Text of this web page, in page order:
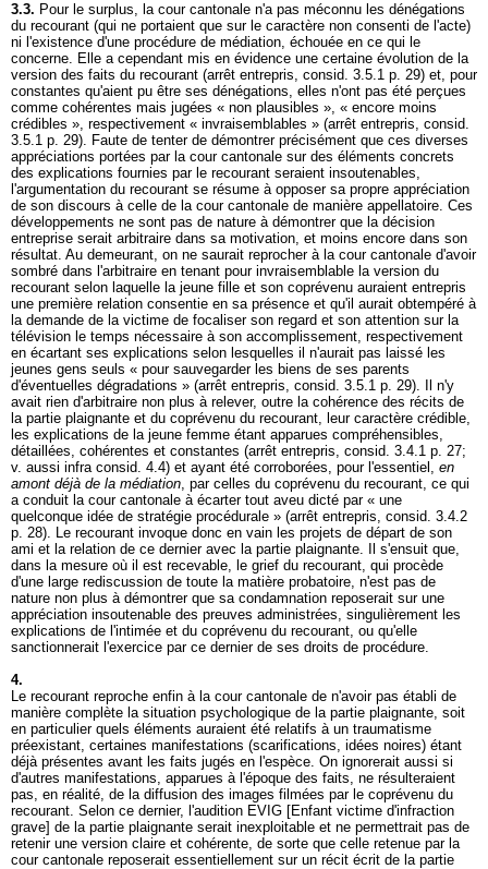
3.3. Pour le surplus, la cour cantonale n'a pas méconnu les dénégations
du recourant (qui ne portaient que sur le caractère non consenti de l'acte)
ni l'existence d'une procédure de médiation, échouée en ce qui le
concerne. Elle a cependant mis en évidence une certaine évolution de la
version des faits du recourant (arrêt entrepris, consid. 3.5.1 p. 29) et, pour
constantes qu'aient pu être ses dénégations, elles n'ont pas été perçues
comme cohérentes mais jugées « non plausibles », « encore moins
crédibles », respectivement « invraisemblables » (arrêt entrepris, consid.
3.5.1 p. 29). Faute de tenter de démontrer précisément que ces diverses
appréciations portées par la cour cantonale sur des éléments concrets
des explications fournies par le recourant seraient insoutenables,
l'argumentation du recourant se résume à opposer sa propre appréciation
de son discours à celle de la cour cantonale de manière appellatoire. Ces
développements ne sont pas de nature à démontrer que la décision
entreprise serait arbitraire dans sa motivation, et moins encore dans son
résultat. Au demeurant, on ne saurait reprocher à la cour cantonale d'avoir
sombré dans l'arbitraire en tenant pour invraisemblable la version du
recourant selon laquelle la jeune fille et son coprévenu auraient entrepris
une première relation consentie en sa présence et qu'il aurait obtempéré à
la demande de la victime de focaliser son regard et son attention sur la
télévision le temps nécessaire à son accomplissement, respectivement
en écartant ses explications selon lesquelles il n'aurait pas laissé les
jeunes gens seuls « pour sauvegarder les biens de ses parents
d'éventuelles dégradations » (arrêt entrepris, consid. 3.5.1 p. 29). Il n'y
avait rien d'arbitraire non plus à relever, outre la cohérence des récits de
la partie plaignante et du coprévenu du recourant, leur caractère crédible,
les explications de la jeune femme étant apparues compréhensibles,
détaillées, cohérentes et constantes (arrêt entrepris, consid. 3.4.1 p. 27;
v. aussi infra consid. 4.4) et ayant été corroborées, pour l'essentiel, en
amont déjà de la médiation, par celles du coprévenu du recourant, ce qui
a conduit la cour cantonale à écarter tout aveu dicté par « une
quelconque idée de stratégie procédurale » (arrêt entrepris, consid. 3.4.2
p. 28). Le recourant invoque donc en vain les projets de départ de son
ami et la relation de ce dernier avec la partie plaignante. Il s'ensuit que,
dans la mesure où il est recevable, le grief du recourant, qui procède
d'une large rediscussion de toute la matière probatoire, n'est pas de
nature non plus à démontrer que sa condamnation reposerait sur une
appréciation insoutenable des preuves administrées, singulièrement les
explications de l'intimée et du coprévenu du recourant, ou qu'elle
sanctionnerait l'exercice par ce dernier de ses droits de procédure.
4.
Le recourant reproche enfin à la cour cantonale de n'avoir pas établi de
manière complète la situation psychologique de la partie plaignante, soit
en particulier quels éléments auraient été relatifs à un traumatisme
préexistant, certaines manifestations (scarifications, idées noires) étant
déjà présentes avant les faits jugés en l'espèce. On ignorerait aussi si
d'autres manifestations, apparues à l'époque des faits, ne résulteraient
pas, en réalité, de la diffusion des images filmées par le coprévenu du
recourant. Selon ce dernier, l'audition EVIG [Enfant victime d'infraction
grave] de la partie plaignante serait inexploitable et ne permettrait pas de
retenir une version claire et cohérente, de sorte que celle retenue par la
cour cantonale reposerait essentiellement sur un récit écrit de la partie